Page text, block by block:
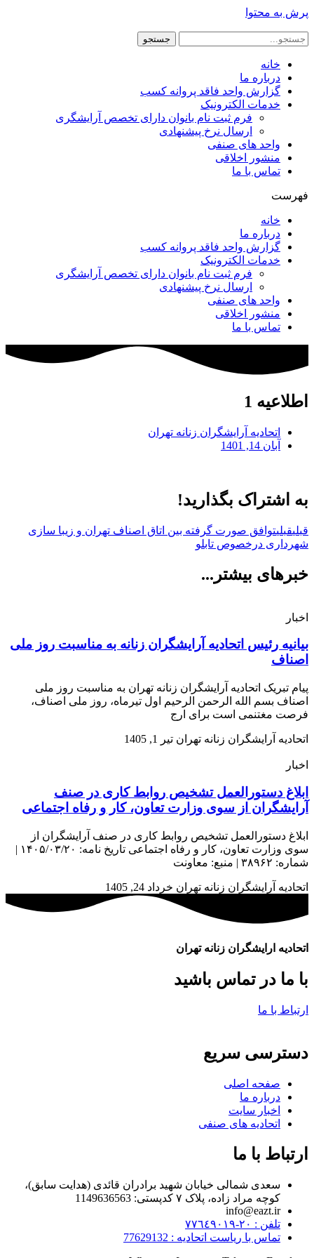
پرش به محتوا
جستجو
خانه
درباره ما
گزارش واحد فاقد پروانه کسب
خدمات الکترونیک
فرم ثبت نام بانوان دارای تخصص آرایشگری
ارسال نرخ پیشنهادی
واحد های صنفی
منشور اخلاقی
تماس با ما
فهرست
خانه
درباره ما
گزارش واحد فاقد پروانه کسب
خدمات الکترونیک
فرم ثبت نام بانوان دارای تخصص آرایشگری
ارسال نرخ پیشنهادی
واحد های صنفی
منشور اخلاقی
تماس با ما
اطلاعیه 1
اتحادیه آرایشگران زنانه تهران
آبان 14, 1401
به اشتراک بگذارید!
قبلیقبلیتوافق صورت گرفته بین اتاق اصناف تهران و زیبا سازی
شهرداری درخصوص تابلو
خبرهای بیشتر...
اخبار
بیانیه رئیس اتحادیه آرایشگران زنانه به مناسبت روز ملی
اصناف
پیام تبریک اتحادیه آرایشگران زنانه تهران به مناسبت روز ملی
اصناف بسم الله الرحمن الرحیم اول تیرماه، روز ملی اصناف،
فرصت مغتنمی است برای ارج
اتحادیه آرایشگران زنانه تهران تیر 1, 1405
اخبار
ابلاغ دستورالعمل تشخیص روابط کاری در صنف
آرایشگران از سوی وزارت تعاون، کار و رفاه اجتماعی
ابلاغ دستورالعمل تشخیص روابط کاری در صنف آرایشگران از
سوی وزارت تعاون، کار و رفاه اجتماعی تاریخ نامه: ۱۴۰۵/۰۳/۲۰ |
شماره: ۳۸۹۶۲ | منبع: معاونت
اتحادیه آرایشگران زنانه تهران خرداد 24, 1405
اتحادیه ارایشگران زنانه تهران
با ما در تماس باشید
ارتباط با ما
دسترسی سریع
صفحه اصلی
درباره ما
اخبار سایت
اتحادیه های صنفی
ارتباط با ما
سعدی شمالی خیابان شهید برادران قائدی (هدایت سابق)،
کوچه مراد زاده، پلاک ۷ کدپستی: 1149636563
info@eazt.ir
تلفن : ٢٠-٧٧٦٤٩٠١٩
تماس با ریاست اتحادیه : 77629132